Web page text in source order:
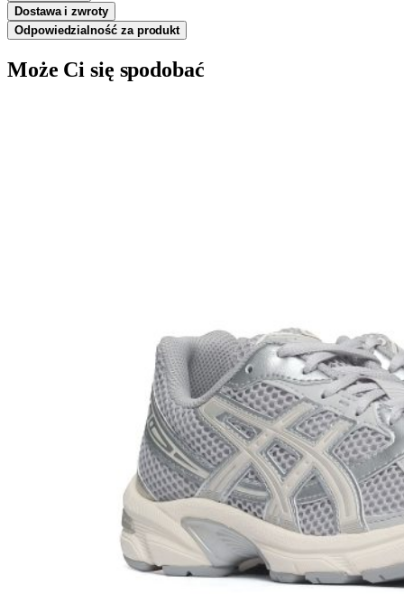
Dostawa i zwroty
Odpowiedzialność za produkt
Może Ci się spodobać